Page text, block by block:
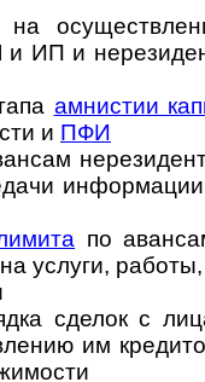
на
ИП и
амнистии
и ПФИ
по
ус­лу­ги,
сделок с
им